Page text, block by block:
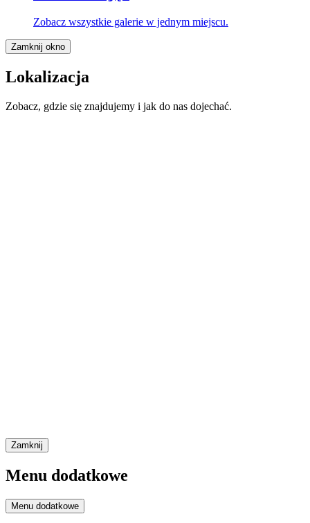
Zobacz wszystkie galerie w jednym miejscu.
Zamknij okno
Lokalizacja
Zobacz, gdzie się znajdujemy i jak do nas dojechać.
Zamknij
Menu dodatkowe
Menu dodatkowe